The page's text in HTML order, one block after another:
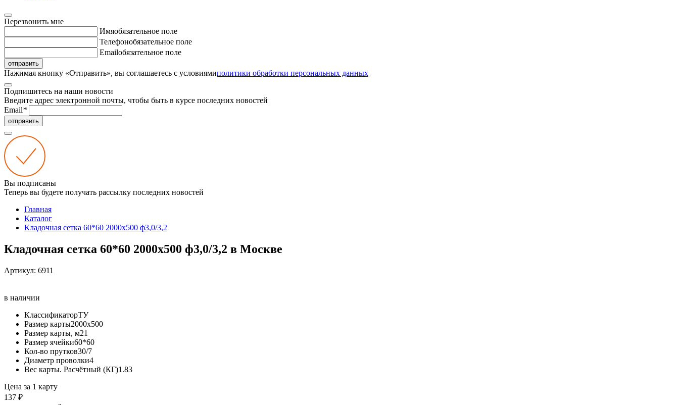
Перезвонить мне
Имяобязательное поле
Телефонобязательное поле
Emailобязательное поле
отправить
Нажимая кнопку «Отправить», вы соглашаетесь с условиямиполитики обработки персональных данных
Подпишитесь на наши новости
Введите адрес электронной почты, чтобы быть в курсе последних новостей
Email*
отправить
Вы подписаны
Теперь вы будете получать рассылку последних новостей
Главная
Каталог
Кладочная сетка 60*60 2000х500 ф3,0/3,2
Кладочная сетка 60*60 2000х500 ф3,0/3,2 в Москве
Артикул: 6911
в наличии
КлассификаторТУ
Размер карты2000х500
Размер карты, м21
Размер ячейки60*60
Кол-во прутков30/7
Диаметр проволки4
Вес карты. Расчётный (КГ)1.83
Цена за 1 карту
137 ₽